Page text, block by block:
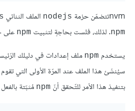
nvmتتضمّن حزمة nodejs الملف الثنائي
npm. لذلك، فلست بحاجةٍ لتثبيت npm على
يستخدم npm ملف إعدادات في دليلك
سيُنشَئ هذا الملف عند المرّة الأولى التي
بتنفيذ هذا الأمر للتّحقق أنّ npm مُثبّتة